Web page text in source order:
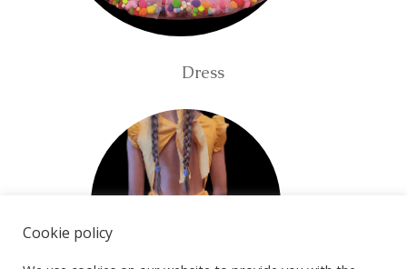
Dress
Cookie policy